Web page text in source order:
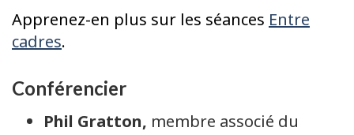
Apprenez-en plus sur les séances Entre
cadres.
Conférencier
Phil Gratton, membre associé du